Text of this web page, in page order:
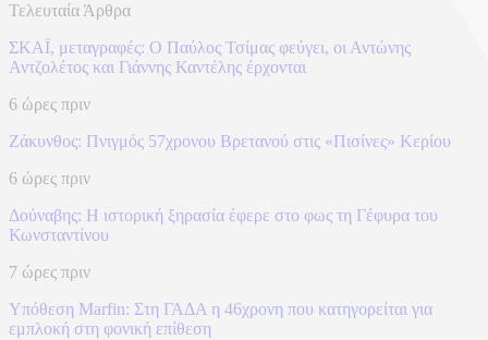
Τελευταία Άρθρα
ΣΚΑΪ, μεταγραφές: Ο Παύλος Τσίμας φεύγει, οι Αντώνης
Αντζολέτος και Γιάννης Καντέλης έρχονται
6 ώρες πριν
Ζάκυνθος: Πνιγμός 57χρονου Βρετανού στις «Πισίνες» Κερίου
6 ώρες πριν
Δούναβης: Η ιστορική ξηρασία έφερε στο φως τη Γέφυρα του
Κωνσταντίνου
7 ώρες πριν
Υπόθεση Marfin: Στη ΓΑΔΑ η 46χρονη που κατηγορείται για
εμπλοκή στη φονική επίθεση